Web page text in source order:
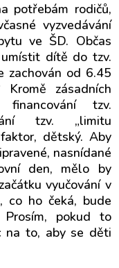
potřebám rodičů,
vyzvedávání
ve ŠD. Občas
dítě do tzv.
zachován od 6.45
zásadních
financování tzv.
tzv. „limitu
dětský. Aby
nasnídané
den, mělo by
vyučování v
co ho čeká, bude
pokud to
na to, aby se děti